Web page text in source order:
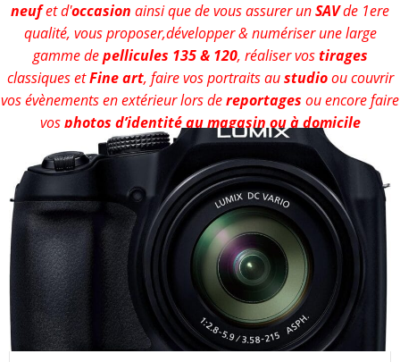
neufet d'occasion ainsi que de vous assurer unSAVde 1ere
qualité, vous proposer,développer & numériser une large
gamme depellicules 135 & 120, réaliser vostirages
classiques etFine art, faire vos portraits austudioou couvrir
vos évènements en extérieur lors dereportages ou encore faire
vosphotos d’identité au magasin ou à domicile